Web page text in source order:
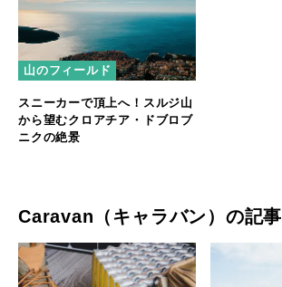
山のフィールド
スニーカーで頂上へ！スルジ山
から望むクロアチア・ドブロブ
ニクの絶景
Caravan（キャラバン）の記事